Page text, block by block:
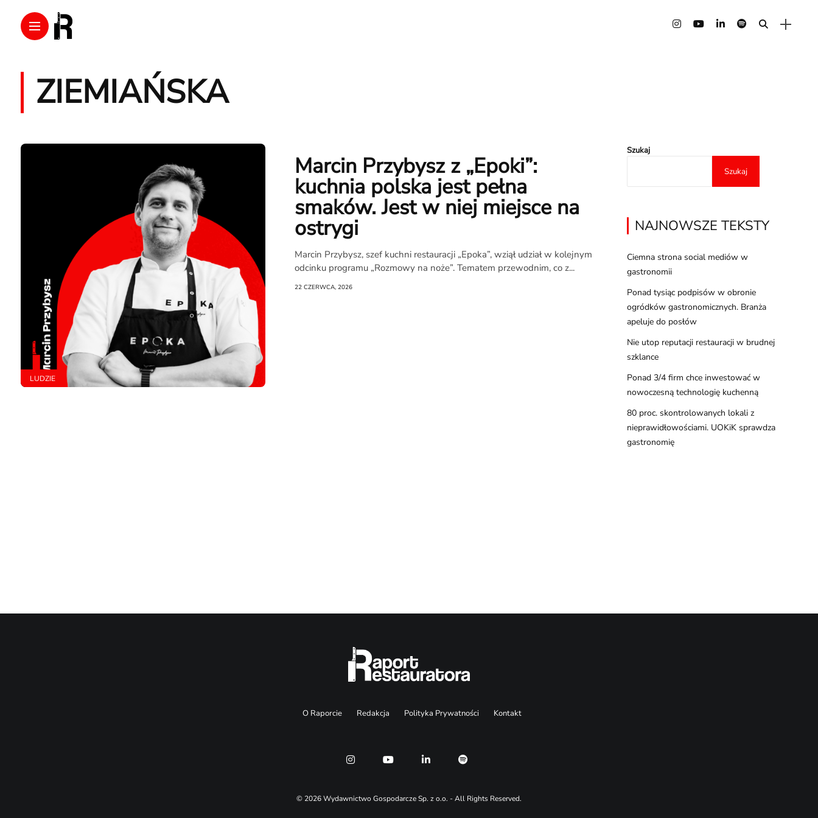
O
Raporcie
ZIEMIAŃSKA
LUDZIE
Marcin Przybysz z „Epoki”:
kuchnia polska jest pełna
smaków. Jest w niej miejsce na
ostrygi
Marcin Przybysz, szef kuchni restauracji „Epoka”, wziął udział w kolejnym
odcinku programu „Rozmowy na noże”. Tematem przewodnim, co z...
22 CZERWCA, 2026
Szukaj
Szukaj
NAJNOWSZE TEKSTY
Ciemna strona social mediów w
gastronomii
Ponad tysiąc podpisów w obronie
ogródków gastronomicznych. Branża
apeluje do posłów
Nie utop reputacji restauracji w brudnej
szklance
Ponad 3/4 firm chce inwestować w
nowoczesną technologię kuchenną
80 proc. skontrolowanych lokali z
nieprawidłowościami. UOKiK sprawdza
gastronomię
O Raporcie Redakcja Polityka Prywatności Kontakt
© 2026 Wydawnictwo Gospodarcze Sp. z o.o. - All Rights Reserved.